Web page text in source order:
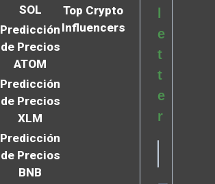
SOL
Predicción
de Precios
ATOM
Predicción
de Precios
XLM
Predicción
de Precios
BNB
Top Crypto
Influencers
l
e
t
t
e
r